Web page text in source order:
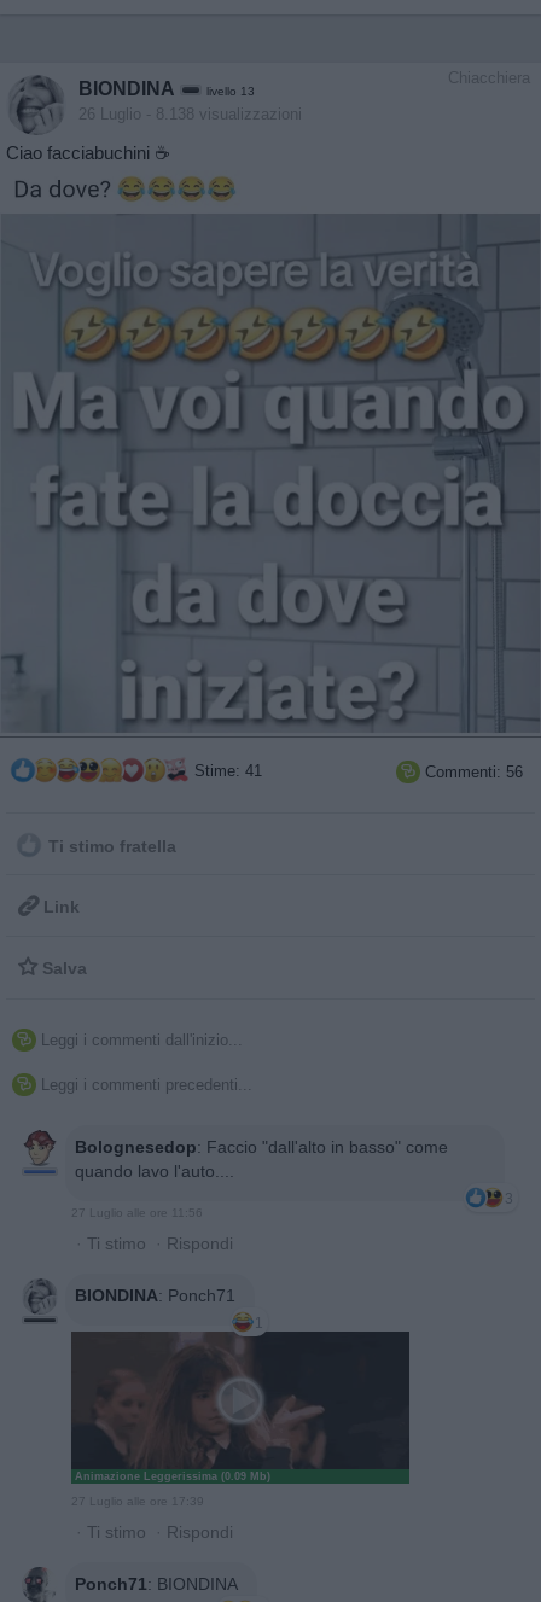
Chiacchiera
BIONDINA livello 13
26 Luglio - 8.138 visualizzazioni
Ciao facciabuchini ☕
Stime: 41  Commenti: 56
Ti stimo fratella
 Link
 Salva
 Leggi i commenti dall'inizio...
 Leggi i commenti precedenti...
Bolognesedop: Faccio "dall'alto in basso" come
quando lavo l'auto....
3
27 Luglio alle ore 11:56
· Ti stimo · Rispondi
BIONDINA: Ponch71
1
Animazione Leggerissima (0.09 Mb)
27 Luglio alle ore 17:39
· Ti stimo · Rispondi
Ponch71: BIONDINA